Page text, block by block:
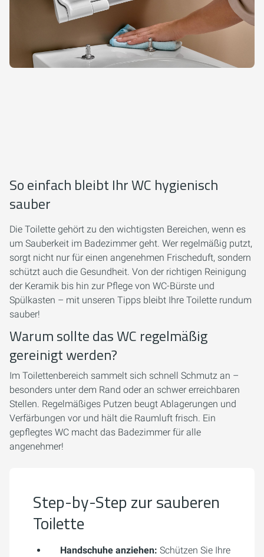
So einfach bleibt Ihr WC hygienisch
sauber
Die Toilette gehört zu den wichtigsten Bereichen, wenn es
um Sauberkeit im Badezimmer geht. Wer regelmäßig putzt,
sorgt nicht nur für einen angenehmen Frischeduft, sondern
schützt auch die Gesundheit. Von der richtigen Reinigung
der Keramik bis hin zur Pflege von WC-Bürste und
Spülkasten – mit unseren Tipps bleibt Ihre Toilette rundum
sauber!
Warum sollte das WC regelmäßig
gereinigt werden?
Im Toilettenbereich sammelt sich schnell Schmutz an –
besonders unter dem Rand oder an schwer erreichbaren
Stellen. Regelmäßiges Putzen beugt Ablagerungen und
Verfärbungen vor und hält die Raumluft frisch. Ein
gepflegtes WC macht das Badezimmer für alle
angenehmer!
Step-by-Step zur sauberen
Toilette
Handschuhe anziehen: Schützen Sie Ihre